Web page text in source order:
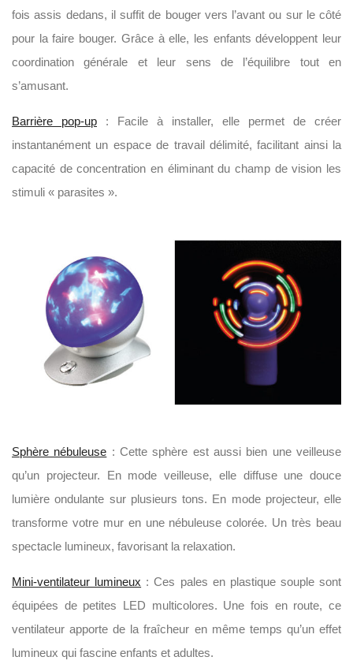
fois assis dedans, il suffit de bouger vers l’avant ou sur le côté
pour la faire bouger. Grâce à elle, les enfants développent leur
coordination générale et leur sens de l’équilibre tout en
s’amusant.
Barrière pop-up : Facile à installer, elle permet de créer
instantanément un espace de travail délimité, facilitant ainsi la
capacité de concentration en éliminant du champ de vision les
stimuli « parasites ».
Sphère nébuleuse : Cette sphère est aussi bien une veilleuse
qu’un projecteur. En mode veilleuse, elle diffuse une douce
lumière ondulante sur plusieurs tons. En mode projecteur, elle
transforme votre mur en une nébuleuse colorée. Un très beau
spectacle lumineux, favorisant la relaxation.
Mini-ventilateur lumineux : Ces pales en plastique souple sont
équipées de petites LED multicolores. Une fois en route, ce
ventilateur apporte de la fraîcheur en même temps qu’un effet
lumineux qui fascine enfants et adultes.